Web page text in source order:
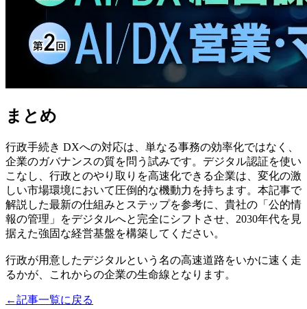
まとめ
行政手続き DXへの対応は、単なる事務の効率化ではなく、
企業のガバナンスの質を問う試みです。デジタル認証を使い
こなし、行政とのやり取りを高速化できる企業は、変化の激
しい市場環境において圧倒的な機動力を持ちます。本記事で
解説した最新の仕組みとステップを参考に、貴社の「公的情
報の管理」をデジタルへと完全にシフトさせ、2030年代を見
据えた強固な経営基盤を構築してください。
行政が用意したデジタルという名の高速道路をいかに速く走
るかが、これからの企業の生命線となります。
←記事一覧に戻る